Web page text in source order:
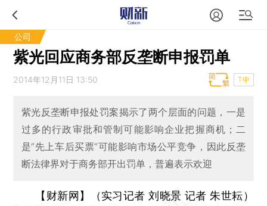
公司
紫光回应商务部反垄断申报罚单
2014年12月11日 13:50 T中
紫光反垄断申报处罚案揭示了两个层面的问题，一是
过多的行政审批和管制可能影响企业把握商机；二
是“先上车后买票”可能影响市场公平竞争，因此反垄
断法律界对于商务部开出罚单，普遍表示欢迎
【财新网】（实习记者 刘晓景 记者 朱世耘）